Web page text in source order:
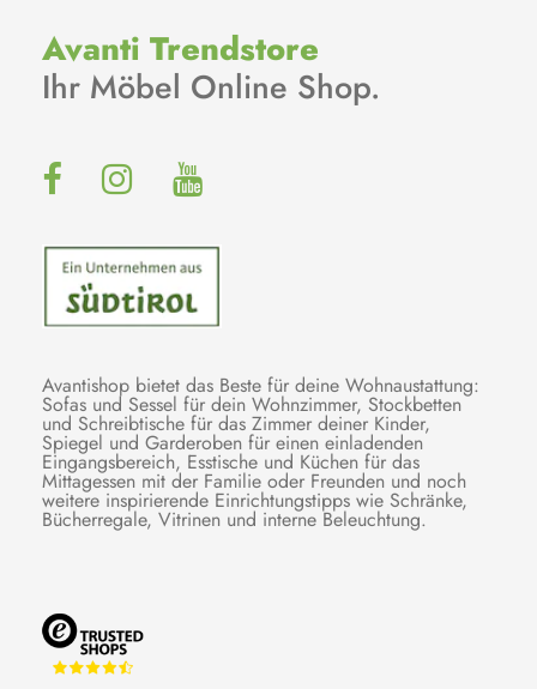
Avanti Trendstore
Ihr Möbel Online Shop.
Avantishop bietet das Beste für deine Wohnaustattung:
Sofas und Sessel für dein Wohnzimmer, Stockbetten
und Schreibtische für das Zimmer deiner Kinder,
Spiegel und Garderoben für einen einladenden
Eingangsbereich, Esstische und Küchen für das
Mittagessen mit der Familie oder Freunden und noch
weitere inspirierende Einrichtungstipps wie Schränke,
Bücherregale, Vitrinen und interne Beleuchtung.